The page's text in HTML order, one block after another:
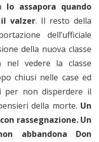
lo assapora quando
valzer. Il resto della
dell’ufficiale
della nuova classe
nel vedere la classe
chiusi nelle case ed
per non disperdere il
della morte. Un
rassegnazione. Un
abbandona Don